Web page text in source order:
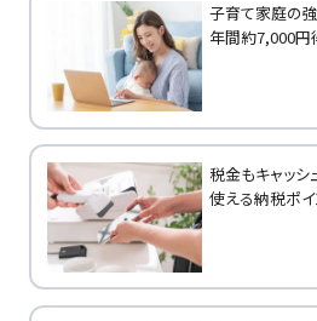
子育て家庭の強
年間約7,000円
税金もキャッシ
使える納税ポ